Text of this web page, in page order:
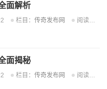
面解析
栏目： 传奇发布网 阅读：601
面揭秘
栏目： 传奇发布网 阅读：648